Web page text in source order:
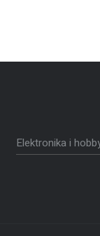
Elektronika i